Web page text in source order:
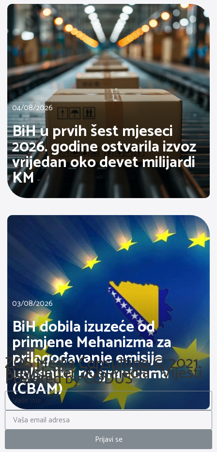
04/08/2026
BiH u prvih šest mjeseci
2026. godine ostvarila izvoz
vrijedan oko devet milijardi
KM
03/08/2026
BiH dobila izuzeće od
primjene Mehanizma za
prilagođavanje emisije
ugljenika na granicama
(CBAM)
ZOS Media Consulting © 2021.
Powered by CODUS
Newsletter ZOS Media - Vijesti
Prijavi se